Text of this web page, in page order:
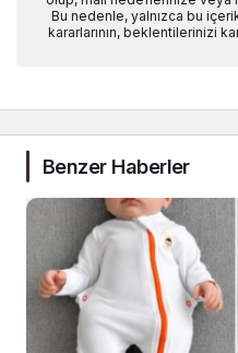
Bu nedenle, yalnızca bu
kararlarının, beklentilerinizi
Benzer Haberler